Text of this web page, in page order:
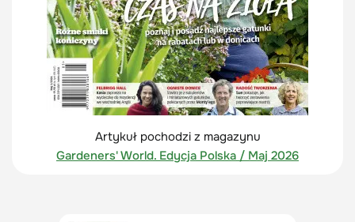
Artykuł pochodzi z magazynu
Gardeners' World. Edycja Polska / Maj 2026